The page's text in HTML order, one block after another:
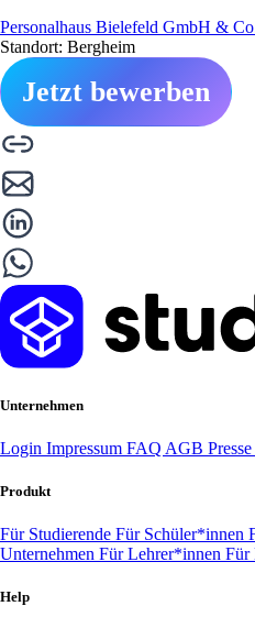
Personalhaus Bielefeld GmbH &
Standort: Bergheim
Jetzt bewerben
Unternehmen
Login Impressum FAQ AGB Presse
Produkt
Für Studierende Für Schüler*innen
Unternehmen Für Lehrer*innen Für
Help